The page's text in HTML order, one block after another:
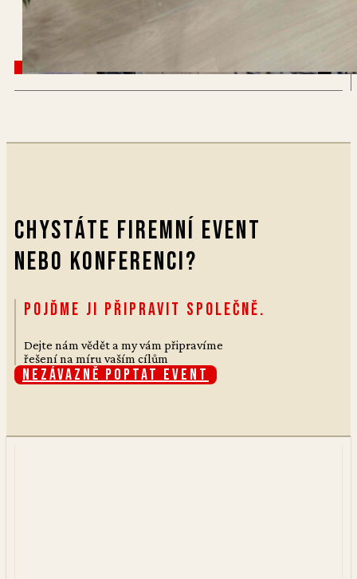
Chystáte firemní event
nebo konferenci?
Pojďme ji připravit společně.
Dejte nám vědět a my vám připravíme
řešení na míru vaším cílům
Nezávazně poptat event